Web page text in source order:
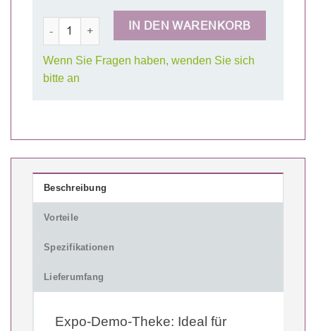
Expo Demo Counter MengeIN DEN WARENKORB
Wenn Sie Fragen haben, wenden Sie sich
bitte an
Beschreibung
Vorteile
Spezifikationen
Lieferumfang
Expo-Demo-Theke: Ideal für